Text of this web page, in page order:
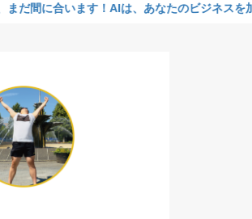
AIは、あなたのビジネスを加速させるため